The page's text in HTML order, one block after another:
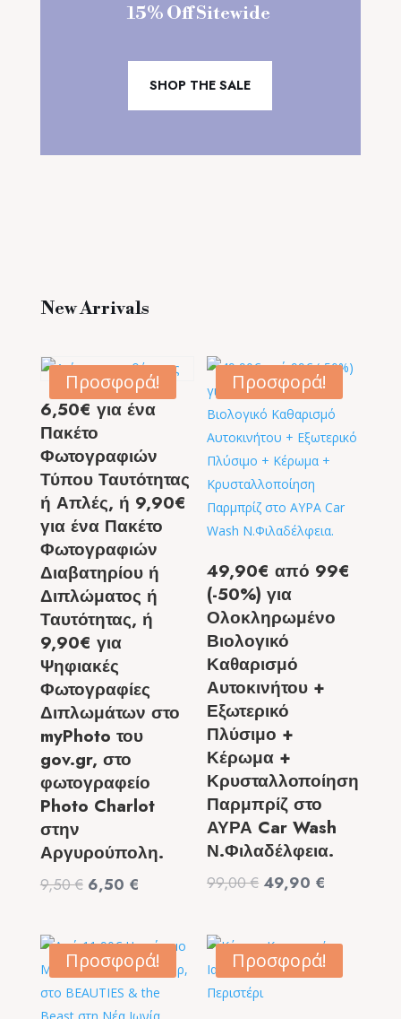
15% Off Sitewide
SHOP THE SALE
New Arrivals
Προσφορά!
6,50€ για ένα
Πακέτο
Φωτογραφιών
Τύπου Ταυτότητας
ή Απλές, ή 9,90€
για ένα Πακέτο
Φωτογραφιών
Διαβατηρίου ή
Διπλώματος ή
Ταυτότητας, ή
9,90€ για
Ψηφιακές
Φωτογραφίες
Διπλωμάτων στο
myPhoto του
gov.gr, στο
φωτογραφείο
Photo Charlot
στην
Αργυρούπολη.
9,50€ Original
9,50 €.
6,50 €
είναι:
6,50 €.
Προσφορά!
49,90€ από 99€
(-50%) για
Ολοκληρωμένο
Βιολογικό
Καθαρισμό
Αυτοκινήτου +
Εξωτερικό
Πλύσιμο +
Κέρωμα +
Κρυσταλλοποίηση
Παρμπρίζ στο
ΑΥΡΑ Car Wash
Ν.Φιλαδέλφεια.
99,00€ Original
99,00 €.
49,90 €
49,90 €.
Προσφορά! Προσφορά!